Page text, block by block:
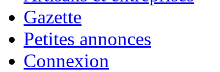
Gazette
Petites annonces
Connexion